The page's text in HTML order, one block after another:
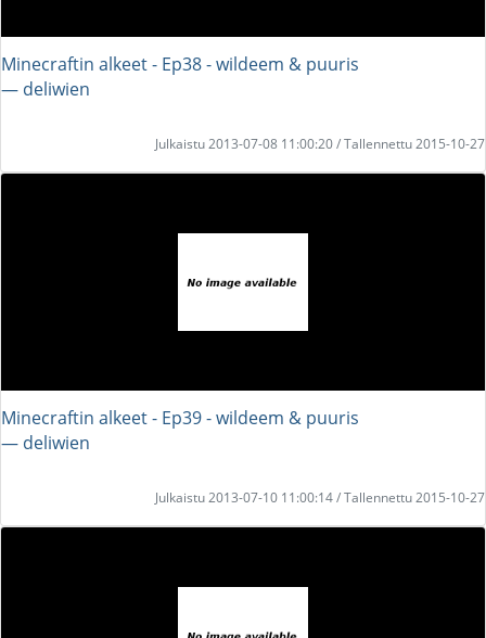
Minecraftin alkeet - Ep38 - wildeem & puuris
― deliwien
Julkaistu 2013-07-08 11:00:20 / Tallennettu 2015-10-27
Minecraftin alkeet - Ep39 - wildeem & puuris
― deliwien
Julkaistu 2013-07-10 11:00:14 / Tallennettu 2015-10-27